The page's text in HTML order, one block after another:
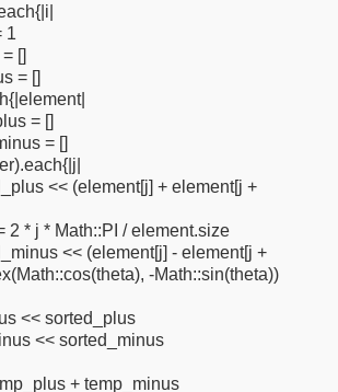
[]
= []
= []
= []
(element[j] + element[j +
Math::PI / element.size
<< (element[j] - element[j +
-Math::sin(theta))
sorted_plus
sorted_minus
+ temp_minus